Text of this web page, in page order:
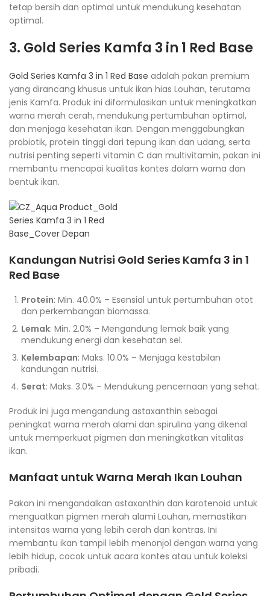
tetap bersih dan optimal untuk mendukung kesehatan
optimal.
3. Gold Series Kamfa 3 in 1 Red Base
Gold Series Kamfa 3 in 1 Red Base adalah pakan premium
yang dirancang khusus untuk ikan hias Louhan, terutama
jenis Kamfa. Produk ini diformulasikan untuk meningkatkan
warna merah cerah, mendukung pertumbuhan optimal,
dan menjaga kesehatan ikan. Dengan menggabungkan
probiotik, protein tinggi dari tepung ikan dan udang, serta
nutrisi penting seperti vitamin C dan multivitamin, pakan ini
membantu mencapai kualitas kontes dalam warna dan
bentuk ikan.
Kandungan Nutrisi Gold Series Kamfa 3 in 1
Red Base
Protein: Min. 40.0% – Esensial untuk pertumbuhan otot
dan perkembangan biomassa.
Lemak: Min. 2.0% – Mengandung lemak baik yang
mendukung energi dan kesehatan sel.
Kelembapan: Maks. 10.0% – Menjaga kestabilan
kandungan nutrisi.
Serat: Maks. 3.0% – Mendukung pencernaan yang sehat.
Produk ini juga mengandung astaxanthin sebagai
peningkat warna merah alami dan spirulina yang dikenal
untuk memperkuat pigmen dan meningkatkan vitalitas
ikan.
Manfaat untuk Warna Merah Ikan Louhan
Pakan ini mengandalkan astaxanthin dan karotenoid untuk
menguatkan pigmen merah alami Louhan, memastikan
intensitas warna yang lebih cerah dan kontras. Ini
membantu ikan tampil lebih menonjol dengan warna yang
lebih hidup, cocok untuk acara kontes atau untuk koleksi
pribadi.